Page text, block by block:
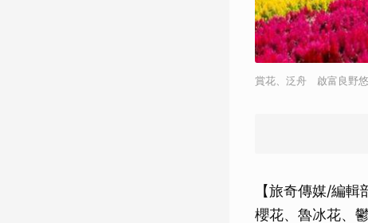
賞花、泛舟 啟富良野
【旅奇傳媒/編
櫻花、魯冰花、